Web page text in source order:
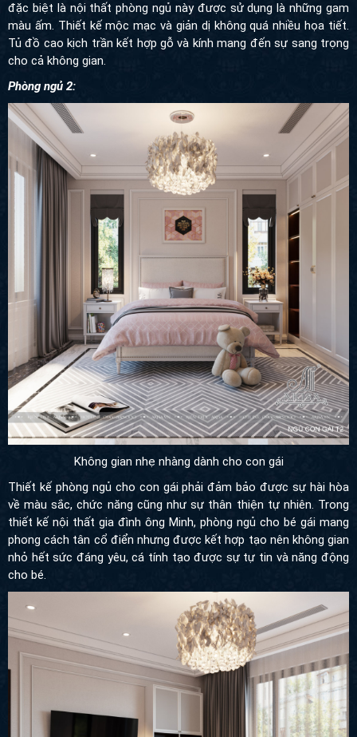
đặc biệt là nội thất phòng ngủ này được sử dụng là những gam
màu ấm. Thiết kế mộc mạc và giản dị không quá nhiều họa tiết.
Tủ đồ cao kịch trần kết hợp gỗ và kính mang đến sự sang trọng
cho cả không gian.
Phòng ngủ 2:
Không gian nhẹ nhàng dành cho con gái
Thiết kế phòng ngủ cho con gái phải đảm bảo được sự hài hòa
về màu sắc, chức năng cũng như sự thân thiện tự nhiên. Trong
thiết kế nội thất gia đình ông Minh, phòng ngủ cho bé gái mang
phong cách tân cổ điển nhưng được kết hợp tạo nên không gian
nhỏ hết sức đáng yêu, cá tính tạo được sự tự tin và năng động
cho bé.